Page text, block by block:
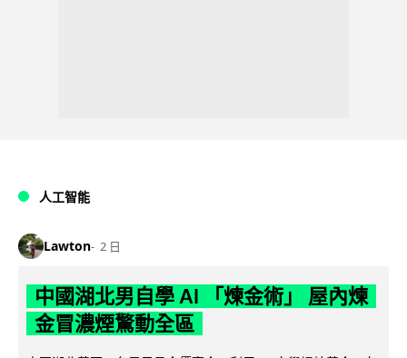
人工智能
Lawton 2 日
中國湖北男自學 AI 「煉金術」 屋內煉
金冒濃煙驚動全區